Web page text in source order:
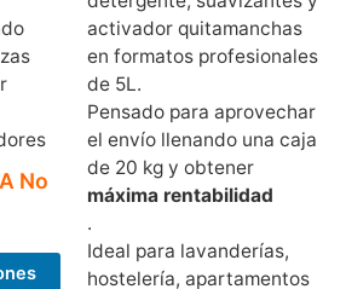
No
activador quitamanchas
en formatos profesionales
de 5L.
Pensado para aprovechar
el envío llenando una caja
de 20 kg y obtener
máxima rentabilidad
.
Ideal para lavanderías,
hostelería, apartamentos